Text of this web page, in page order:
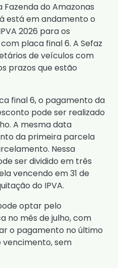
do Amazonas
está em andamento o
2026 para os
placa final 6. A Sefaz
de veículos com
prazos que estão
final 6, o pagamento da
pode ser realizado
A mesma data
da primeira parcela
Nessa
ser dividido em três
vencendo em 31 de
do IPVA.
optar pelo
no mês de julho, com
o pagamento no último
vencimento, sem